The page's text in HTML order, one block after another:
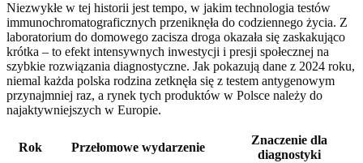
Niezwykłe w tej historii jest tempo, w jakim technologia testów
immunochromatograficznych przeniknęła do codziennego życia. Z
laboratorium do domowego zacisza droga okazała się zaskakująco
krótka – to efekt intensywnych inwestycji i presji społecznej na
szybkie rozwiązania diagnostyczne. Jak pokazują dane z 2024 roku,
niemal każda polska rodzina zetknęła się z testem antygenowym
przynajmniej raz, a rynek tych produktów w Polsce należy do
najaktywniejszych w Europie.
Rok Przełomowe wydarzenie
Znaczenie dla
diagnostyki